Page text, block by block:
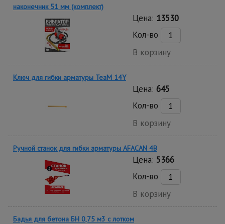
наконечник 51 мм (комплект)
Цена: 13530
Кол-во
В корзину
Ключ для гибки арматуры TeaM 14Y
Цена: 645
Кол-во
В корзину
Ручной станок для гибки арматуры AFACAN 4B
Цена: 5366
Кол-во
В корзину
Бадья для бетона БН 0,75 м3 с лотком